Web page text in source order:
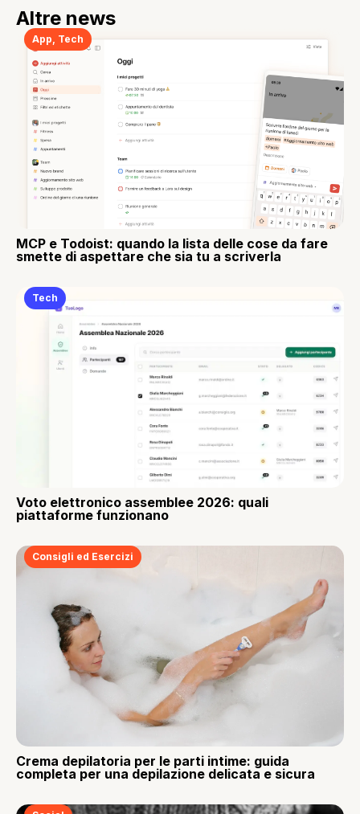
Altre news
App, Tech
MCP e Todoist: quando la lista delle cose da fare
smette di aspettare che sia tu a scriverla
Tech
Voto elettronico assemblee 2026: quali
piattaforme funzionano
Consigli ed Esercizi
Crema depilatoria per le parti intime: guida
completa per una depilazione delicata e sicura